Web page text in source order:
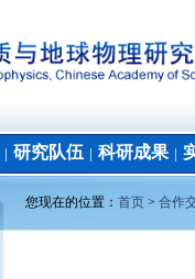
研究队伍 科研成果│
您现在的位置： 首页 > 合作